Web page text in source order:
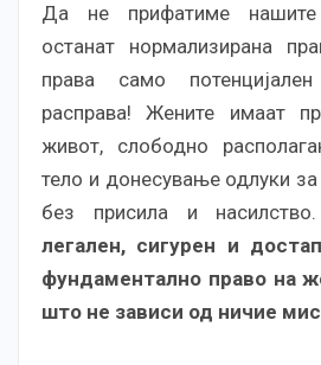
Да не прифатиме
останат нормализирана
права само
расправа! Жените имаат
живот, слободно
тело и донесување одлуки
без присила и насилство.
легален, сигурен и
фундаментално право на
што не зависи од ничие